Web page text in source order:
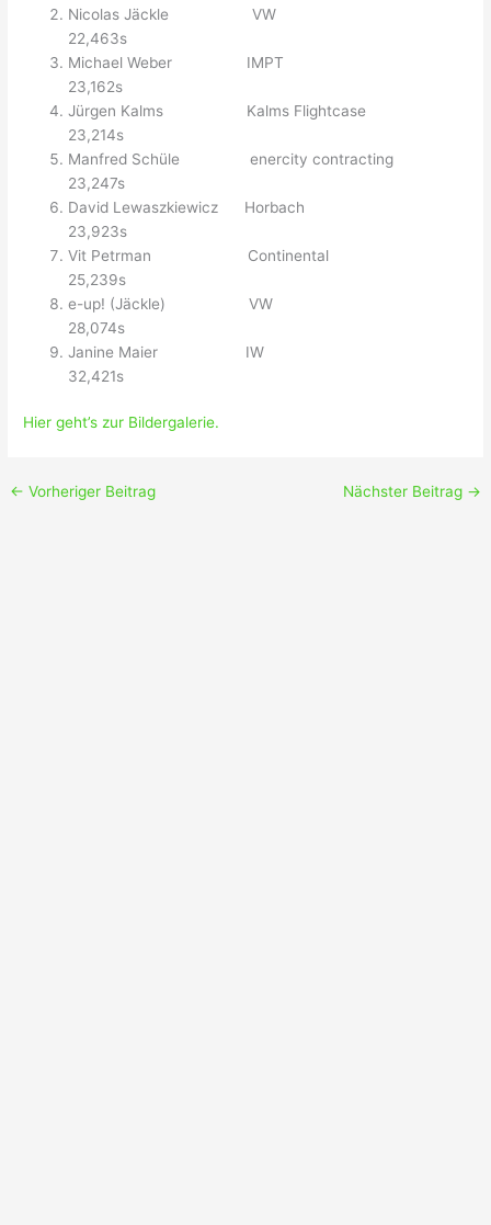
Nicolas Jäckle VW
22,463s
Michael Weber IMPT
23,162s
Jürgen Kalms Kalms Flightcase
23,214s
Manfred Schüle enercity contracting
23,247s
David Lewaszkiewicz Horbach
23,923s
Vit Petrman Continental
25,239s
e-up! (Jäckle) VW
28,074s
Janine Maier IW
32,421s
Hier geht’s zur Bildergalerie.
← Vorheriger Beitrag Nächster Beitrag →